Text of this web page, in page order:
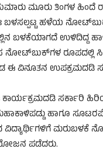
ಮೂರು ತಿಂಗಳ ಹಿಂದೆ
ಹಳೆಯ
ಬಳಕೆಯಾಗದೆ ಉಳಿದಿದ್ದ
ನೋಟ್‌ಬುಕ್‌ಗಳ ರೂಪದಲ್ಲಿ
ಈ ವಿನೂತನ ಉಪಕ್ರಮದಡಿ
ಸರ್ಕಾರಿ
ಹಾಗೂ
ವಿದ್ಯಾರ್ಥಿಗಳಿಗೆ ಮರುಬಳಕೆ
ಪಡೆದರು.